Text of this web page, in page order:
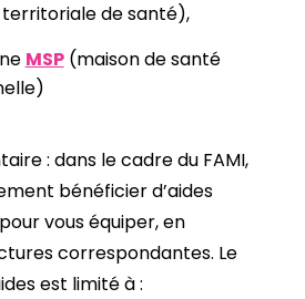
de santé),
MSP(maison de santé
: dans le cadre du FAMI,
bénéficier d’aides
vous équiper, en
correspondantes. Le
est limité à :